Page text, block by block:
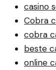
casino
Cobra
cobra
beste
online